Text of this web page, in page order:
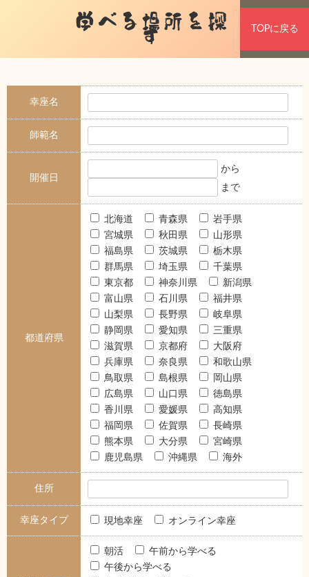
学べる場所を探
す TOPに戻る
幸座名
師範名
開催日
から
まで
都道府県
北海道 青森県
岩手県
宮城県
秋田県
山形県
福島県
茨城県
栃木県
群馬県
埼玉県
千葉県
東京都
神奈川県
新潟県
富山県
石川県
福井県
山梨県
長野県
岐阜県
静岡県
愛知県
三重県
滋賀県
京都府
大阪府
兵庫県
奈良県
和歌山県
鳥取県
島根県
岡山県
広島県
山口県
徳島県
香川県
愛媛県
高知県
福岡県
佐賀県
長崎県
熊本県
大分県
宮崎県
鹿児島県
沖縄県 海外
住所
幸座タイプ 現地幸座 オンライン幸座
朝活
午前から学べる
午後から学べる